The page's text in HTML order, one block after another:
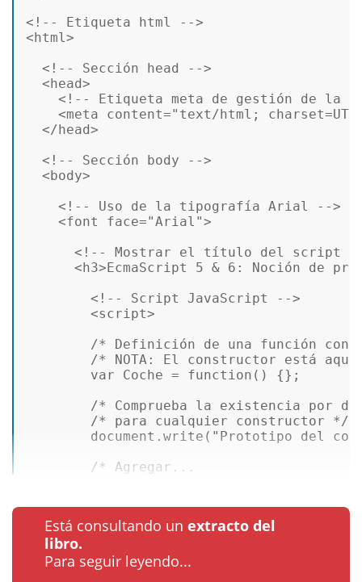
<!-- Etiqueta html -->
<html>
<!-- Sección head -->
<head>
<!-- Etiqueta meta de gestión de la
<meta content="text/html;
</head>
<!-- Sección body -->
<body>
<!-- Uso de la tipografía Arial -->
<font face="Arial">
<!-- Mostrar el título del script
<h3>EcmaScript 5 & 6: Noción de
<!-- Script JavaScript -->
<script>
/* Definición de una función
/* NOTA: El constructor está
var
Coche = function ( ) {};
/* Comprueba la existencia por
/* para cualquier constructor */
document . write ( "Prototipo del
/* Agregar...
Está consultando un extracto del
libro.
Para seguir leyendo...